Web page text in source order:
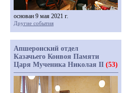
основан 9 мая 2021 г.
Другие события
Апшеронский отдел
Казачьего Конвоя Памяти
Царя Мученика Николая II (53)